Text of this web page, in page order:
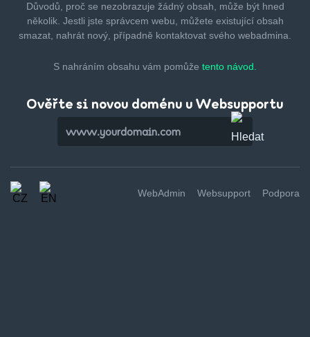
Důvodů, proč se nezobrazuje žádný obsah, může být hned
několik. Jestli jste správcem webu, můžete existující obsah
smazat, nahrát nový, případně kontaktovat svého webadmina.
S nahráním obsahu vám pomůže tento návod.
Ověřte si novou doménu u Websupportu
WebAdmin Websupport Podpora